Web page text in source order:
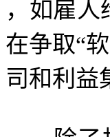
，如雇
在争取“
司和利益